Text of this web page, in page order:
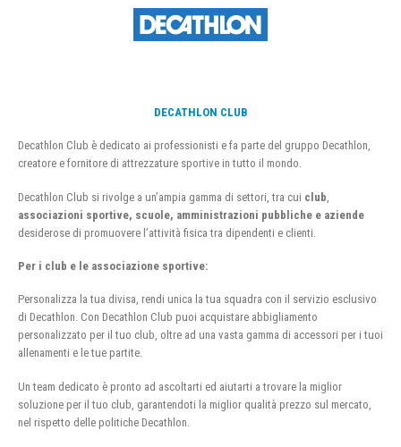
DECATHLON CLUB
Decathlon Club è dedicato ai professionisti e fa parte del gruppo Decathlon,
creatore e fornitore di attrezzature sportive in tutto il mondo.
Decathlon Club si rivolge a un’ampia gamma di settori, tra cui club
associazioni sportive, scuole, amministrazioni pubbliche e aziende
desiderose di promuovere l’attività fisica tra dipendenti e clienti.
Per i club e le associazione sportive:
Personalizza la tua divisa, rendi unica la tua squadra con il servizio esclusivo
di Decathlon. Con Decathlon Club puoi acquistare abbigliamento
personalizzato per il tuo club, oltre ad una vasta gamma di accessori per i tuoi
allenamenti e le tue partite.
Un team dedicato è pronto ad ascoltarti ed aiutarti a trovare la miglior
soluzione per il tuo club, garantendoti la miglior qualità prezzo sul mercato,
nel rispetto delle politiche Decathlon.